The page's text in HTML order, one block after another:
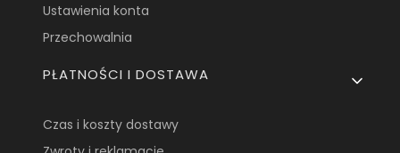
Ustawienia konta
Przechowalnia
PŁATNOŚCI I DOSTAWA
Czas i koszty dostawy